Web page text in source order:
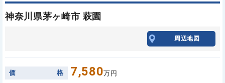
神奈川県茅ヶ崎市 萩園
周辺地図
価 格 7,580万円